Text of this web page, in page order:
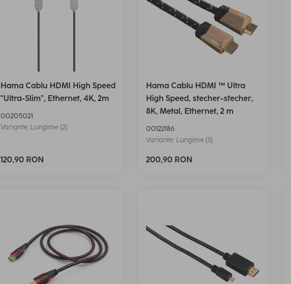
Hama Cablu HDMI High Speed
"Ultra-Slim", Ethernet, 4K, 2m
00205021
Variante: Lungime (2)
120,90 RON
Hama Cablu HDMI ™ Ultra
High Speed, stecher-stecher,
8K, Metal, Ethernet, 2 m
00122186
Variante: Lungime (3)
200,90 RON